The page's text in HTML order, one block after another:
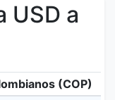
USD a
(COP)